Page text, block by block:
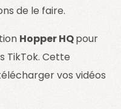
de le faire.
Hopper HQpour
TikTok. Cette
vos vidéos